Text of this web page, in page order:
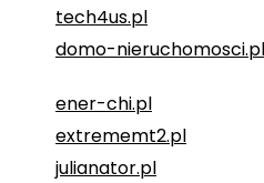
tech4us.pl
domo-nieruchomosci.pl
ener-chi.pl
extrememt2.pl
julianator.pl